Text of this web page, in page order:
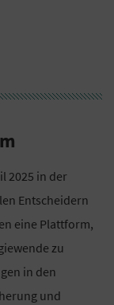
2025 in der
Entscheidern
eine Plattform,
zu
in den
und